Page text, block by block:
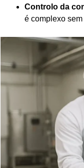
Controlo da
é complexo